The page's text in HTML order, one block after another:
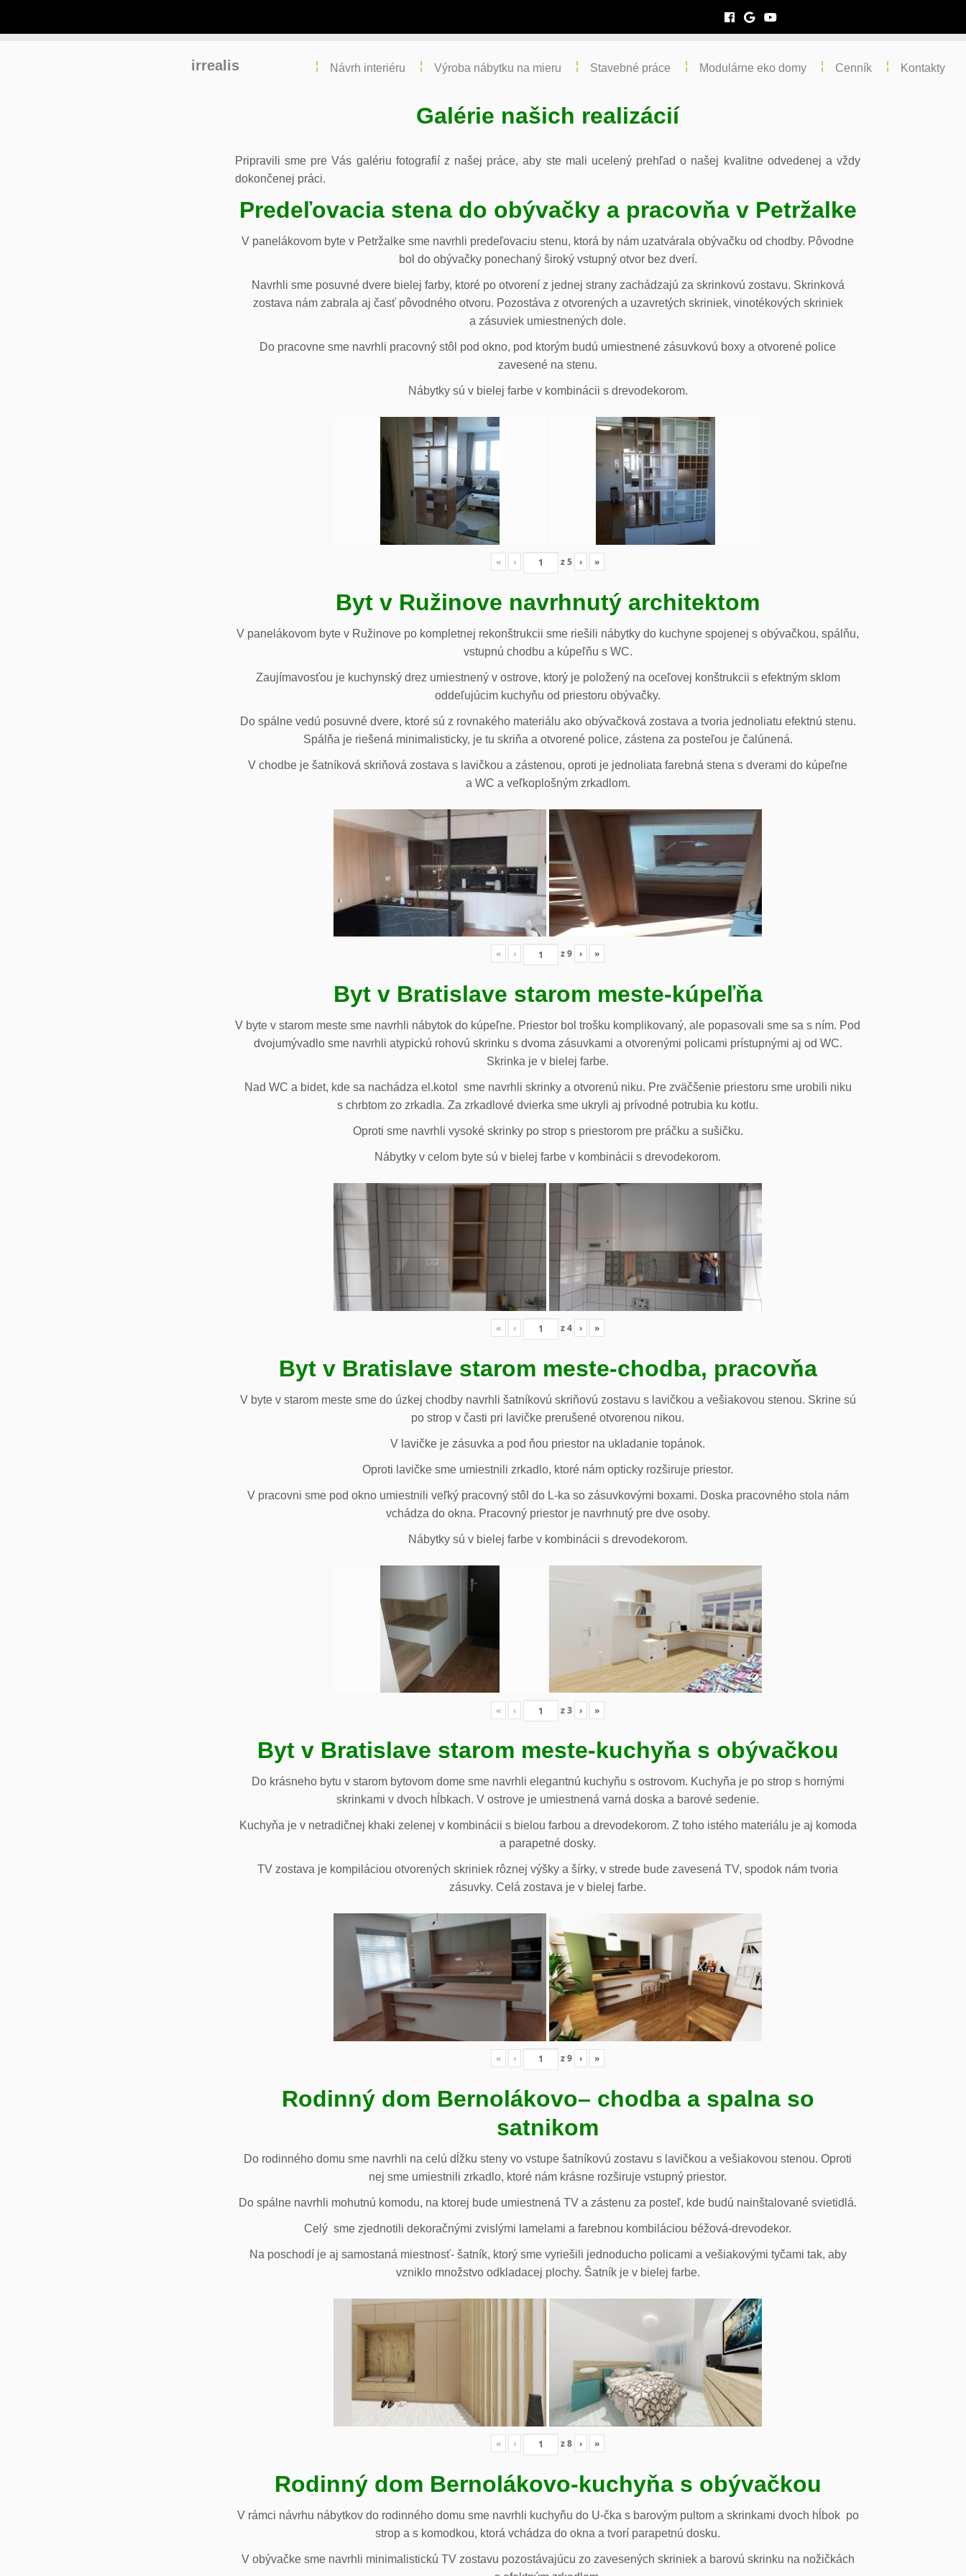
irrealis Návrh interiéru Výroba nábytku na mieru Stavebné práce Modulárne eko domy Cenník Kontakty
Galérie našich realizácií
Pripravili sme pre Vás galériu fotografií z našej práce, aby ste mali ucelený prehľad o našej kvalitne odvedenej a vždy
dokončenej práci.
Predeľovacia stena do obývačky a pracovňa v Petržalke
V panelákovom byte v Petržalke sme navrhli predeľovaciu stenu, ktorá by nám uzatvárala obývačku od chodby. Pôvodne
bol do obývačky ponechaný široký vstupný otvor bez dverí.
Navrhli sme posuvné dvere bielej farby, ktoré po otvorení z jednej strany zachádzajú za skrinkovú zostavu. Skrinková
zostava nám zabrala aj časť pôvodného otvoru. Pozostáva z otvorených a uzavretých skriniek, vinotékových skriniek
a zásuviek umiestnených dole.
Do pracovne sme navrhli pracovný stôl pod okno, pod ktorým budú umiestnené zásuvkovú boxy a otvorené police
zavesené na stenu.
Nábytky sú v bielej farbe v kombinácii s drevodekorom.
« ‹ z5 › »
Byt v Ružinove navrhnutý architektom
V panelákovom byte v Ružinove po kompletnej rekonštrukcii sme riešili nábytky do kuchyne spojenej s obývačkou, spálňu,
vstupnú chodbu a kúpeľňu s WC.
Zaujímavosťou je kuchynský drez umiestnený v ostrove, ktorý je položený na oceľovej konštrukcii s efektným sklom
oddeľujúcim kuchyňu od priestoru obývačky.
Do spálne vedú posuvné dvere, ktoré sú z rovnakého materiálu ako obývačková zostava a tvoria jednoliatu efektnú stenu.
Spálňa je riešená minimalisticky, je tu skriňa a otvorené police, zástena za posteľou je čalúnená.
V chodbe je šatníková skriňová zostava s lavičkou a zástenou, oproti je jednoliata farebná stena s dverami do kúpeľne
a WC a veľkoplošným zrkadlom.
« ‹ z9 › »
Byt v Bratislave starom meste-kúpeľňa
V byte v starom meste sme navrhli nábytok do kúpeľne. Priestor bol trošku komplikovaný, ale popasovali sme sa s ním. Pod
dvojumývadlo sme navrhli atypickú rohovú skrinku s dvoma zásuvkami a otvorenými policami prístupnými aj od WC.
Skrinka je v bielej farbe.
Nad WC a bidet, kde sa nachádza el.kotol sme navrhli skrinky a otvorenú niku. Pre zväčšenie priestoru sme urobili niku
s chrbtom zo zrkadla. Za zrkadlové dvierka sme ukryli aj prívodné potrubia ku kotlu.
Oproti sme navrhli vysoké skrinky po strop s priestorom pre práčku a sušičku.
Nábytky v celom byte sú v bielej farbe v kombinácii s drevodekorom.
« ‹ z4 › »
Byt v Bratislave starom meste-chodba, pracovňa
V byte v starom meste sme do úzkej chodby navrhli šatníkovú skriňovú zostavu s lavičkou a vešiakovou stenou. Skrine sú
po strop v časti pri lavičke prerušené otvorenou nikou.
V lavičke je zásuvka a pod ňou priestor na ukladanie topánok.
Oproti lavičke sme umiestnili zrkadlo, ktoré nám opticky rozširuje priestor.
V pracovni sme pod okno umiestnili veľký pracovný stôl do L-ka so zásuvkovými boxami. Doska pracovného stola nám
vchádza do okna. Pracovný priestor je navrhnutý pre dve osoby.
Nábytky sú v bielej farbe v kombinácii s drevodekorom.
« ‹ z3 › »
Byt v Bratislave starom meste-kuchyňa s obývačkou
Do krásneho bytu v starom bytovom dome sme navrhli elegantnú kuchyňu s ostrovom. Kuchyňa je po strop s hornými
skrinkami v dvoch hĺbkach. V ostrove je umiestnená varná doska a barové sedenie.
Kuchyňa je v netradičnej khaki zelenej v kombinácii s bielou farbou a drevodekorom. Z toho istého materiálu je aj komoda
a parapetné dosky.
TV zostava je kompiláciou otvorených skriniek rôznej výšky a šírky, v strede bude zavesená TV, spodok nám tvoria
zásuvky. Celá zostava je v bielej farbe.
« ‹ z9 › »
Rodinný dom Bernolákovo– chodba a spalna so
satnikom
Do rodinného domu sme navrhli na celú dĺžku steny vo vstupe šatníkovú zostavu s lavičkou a vešiakovou stenou. Oproti
nej sme umiestnili zrkadlo, ktoré nám krásne rozširuje vstupný priestor.
Do spálne navrhli mohutnú komodu, na ktorej bude umiestnená TV a zástenu za posteľ, kde budú nainštalované svietidlá.
Celý sme zjednotili dekoračnými zvislými lamelami a farebnou kombiláciou béžová-drevodekor.
Na poschodí je aj samostaná miestnosť- šatník, ktorý sme vyriešili jednoducho policami a vešiakovými tyčami tak, aby
vzniklo množstvo odkladacej plochy. Šatník je v bielej farbe.
« ‹ z8 › »
Rodinný dom Bernolákovo-kuchyňa s obývačkou
V rámci návrhu nábytkov do rodinného domu sme navrhli kuchyňu do U-čka s barovým pultom a skrinkami dvoch hĺbok po
strop a s komodkou, ktorá vchádza do okna a tvorí parapetnú dosku.
V obývačke sme navrhli minimalistickú TV zostavu pozostávajúcu zo zavesených skriniek a barovú skrinku na nožičkách